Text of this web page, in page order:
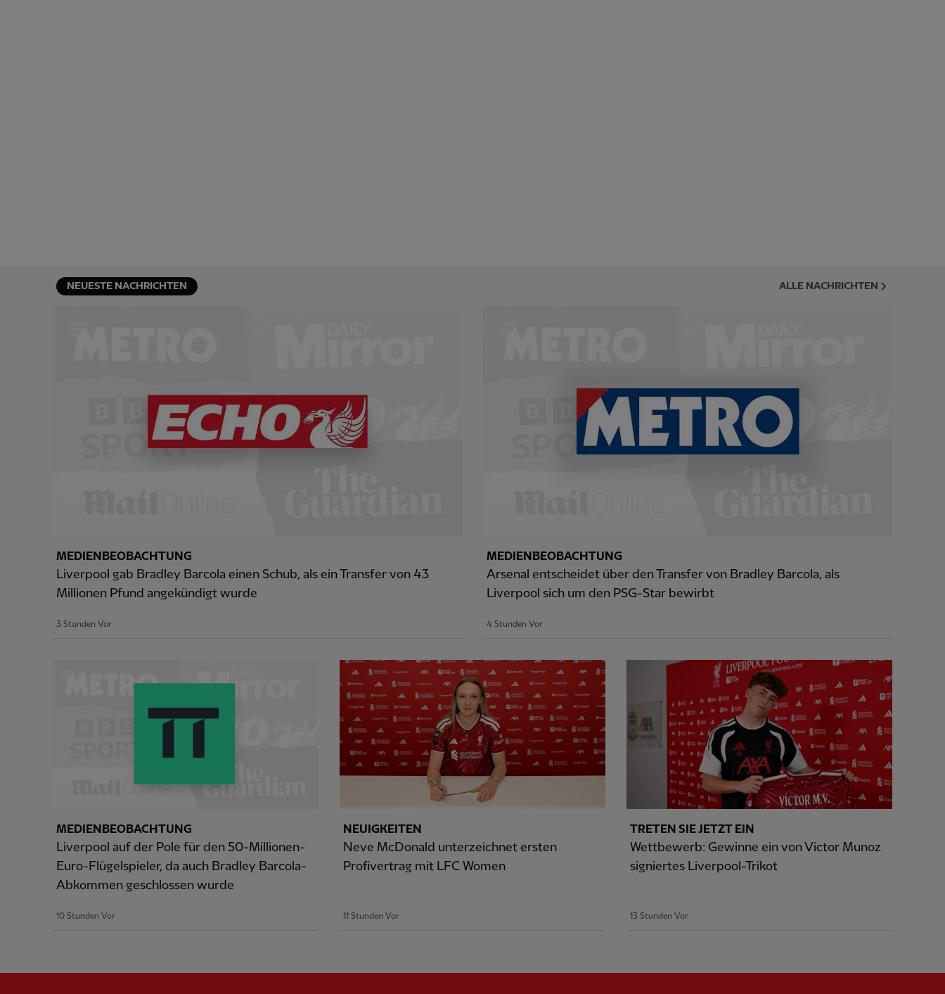
NEUESTE NACHRICHTEN ALLE NACHRICHTEN
MEDIENBEOBACHTUNG
Liverpool gab Bradley Barcola einen Schub, als ein Transfer von 43
Millionen Pfund angekündigt wurde
3 Stunden Vor
MEDIENBEOBACHTUNG
Arsenal entscheidet über den Transfer von Bradley Barcola, als
Liverpool sich um den PSG-Star bewirbt
4 Stunden Vor
MEDIENBEOBACHTUNG
Liverpool auf der Pole für den 50-Millionen-
Euro-Flügelspieler, da auch Bradley Barcola-
Abkommen geschlossen wurde
10 Stunden Vor
NEUIGKEITEN
Neve McDonald unterzeichnet ersten
Profivertrag mit LFC Women
11 Stunden Vor
TRETEN SIE JETZT EIN
Wettbewerb: Gewinne ein von Victor Munoz
signiertes Liverpool-Trikot
13 Stunden Vor